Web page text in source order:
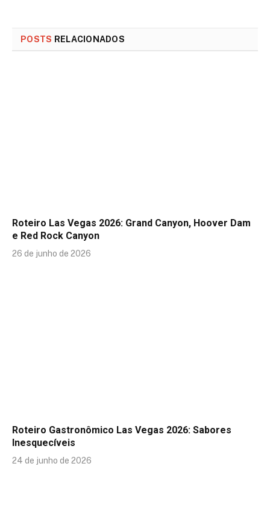
POSTS RELACIONADOS
Roteiro Las Vegas 2026: Grand Canyon, Hoover Dam
e Red Rock Canyon
26 de junho de 2026
Roteiro Gastronômico Las Vegas 2026: Sabores
Inesquecíveis
24 de junho de 2026